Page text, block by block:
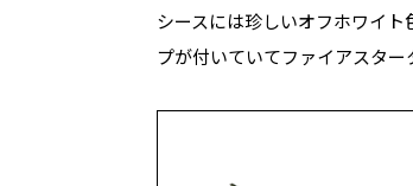
シースには珍しいオフホワイ
プが付いていてファイアスター